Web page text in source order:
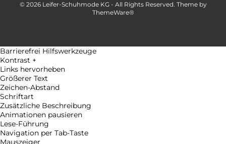
© 2026 Leifer-Schuhmode KG - All Rights Reserved. Theme by
ThemeWare®
Barrierefrei Hilfswerkzeuge
Kontrast +
Links hervorheben
Größerer Text
Zeichen-Abstand
Schriftart
Zusätzliche Beschreibung
Animationen pausieren
Lese-Führung
Navigation per Tab-Taste
Mauszeiger